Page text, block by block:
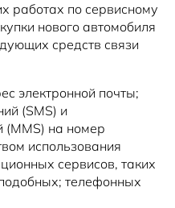
работах по сервисному
нового автомобиля
средств связи
электронной почты;
(SMS) и
(MMS) на номер
использования
сервисов, таких
телефонных